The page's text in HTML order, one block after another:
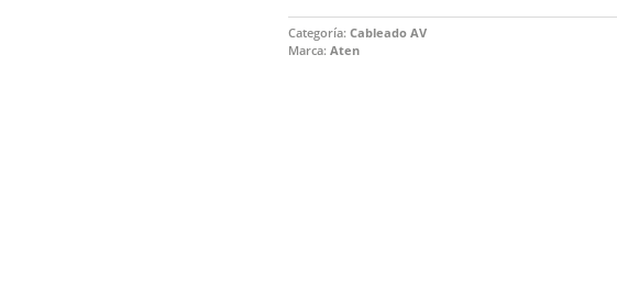
Categoría: Cableado AV
Marca: Aten